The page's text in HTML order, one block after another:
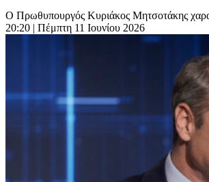
Ο Πρωθυπουργός Κυριάκος Μητσοτάκης
20:20 | Πέμπτη 11 Ιουνίου 2026